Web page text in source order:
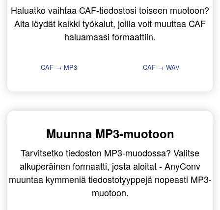
Haluatko vaihtaa CAF-tiedostosi toiseen muotoon?
Alta löydät kaikki työkalut, joilla voit muuttaa CAF
haluamaasi formaattiin.
CAF → MP3 CAF → WAV
Muunna MP3-muotoon
Tarvitsetko tiedoston MP3-muodossa? Valitse
alkuperäinen formaatti, josta aloitat - AnyConv
muuntaa kymmeniä tiedostotyyppejä nopeasti MP3-
muotoon.